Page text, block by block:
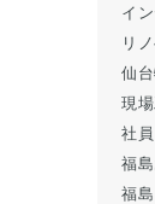
イ
リ
仙
現
社
福
福